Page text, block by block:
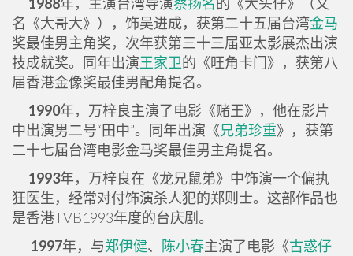
名《大哥大》），饰吴进成，获第二十五届台湾金马
奖最佳男主角奖，次年获第三十三届亚太影展杰出演
技成就奖。同年出演王家卫的《旺角卡门》，获第八
届香港金像奖最佳男配角提名。
1990年，万梓良主演了电影《赌王》，他在影片
中出演男二号“田中”。同年出演《兄弟珍重》，获第
二十七届台湾电影金马奖最佳男主角提名。
1993年，万梓良在《龙兄鼠弟》中饰演一个偏执
狂医生，经常对付饰演杀人犯的郑则士。这部作品也
是香港TVB1993年度的台庆剧。
1997年，与郑伊健、 陈小春主演了电影《古惑仔